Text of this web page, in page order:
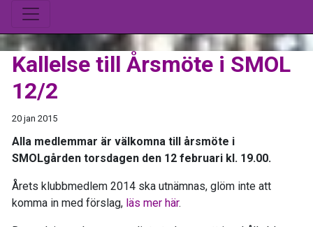
Kallelse till Årsmöte i SMOL
12/2
20 jan 2015
Alla medlemmar är välkomna till årsmöte i
SMOLgården torsdagen den 12 februari kl. 19.00.
Årets klubbmedlem 2014 ska utnämnas, glöm inte att
komma in med förslag, läs mer här.